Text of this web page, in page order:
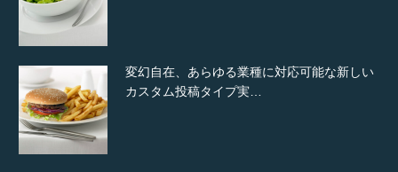
変幻自在、あらゆる業種に対応可能な新しい
カスタム投稿タイプ実…